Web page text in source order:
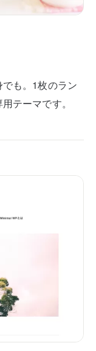
も。1枚のラン
テーマです。